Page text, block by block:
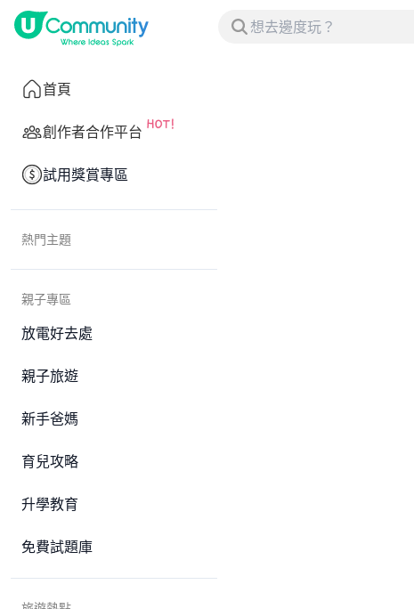
首頁
創作者合作平台
試用獎賞專區
熱門主題
親子專區
放電好去處
親子旅遊
新手爸媽
育兒攻略
升學教育
免費試題庫